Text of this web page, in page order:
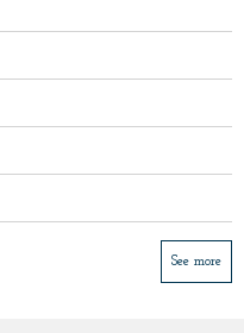
See more